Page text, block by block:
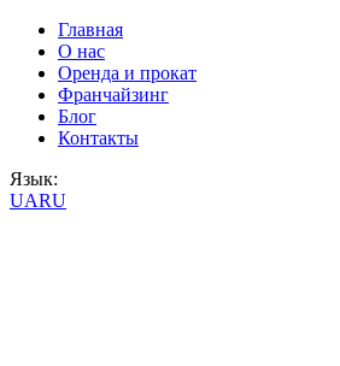
Главная
О нас
Оренда и прокат
Франчайзинг
Блог
Контакты
Язык:
UARU